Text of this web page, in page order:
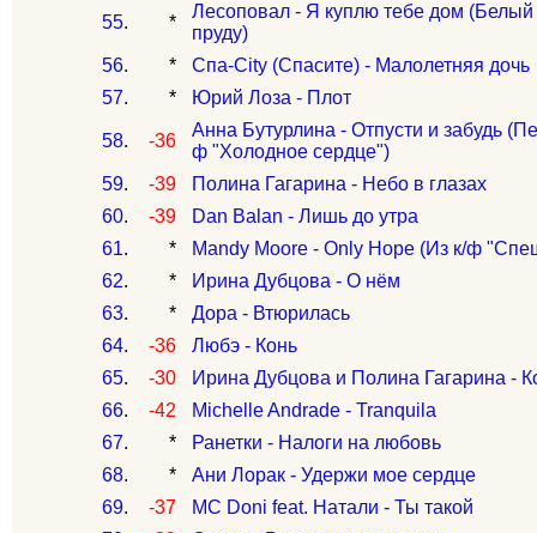
55. *
Лесоповал - Я куплю тебе дом (Белый
пруду)
56. *
Спа-City (Спасите) - Малолетняя дочь
57. * Юрий Лоза - Плот
58. -36
Анна Бутурлина - Отпусти и забудь
ф "Холодное сердце")
59. -39
Полина Гагарина - Небо в глазах
60. -39
Dan Balan - Лишь до утра
61. *
Mandy Moore - Only Hope (Из к/ф
62. *
Ирина Дубцова - О нём
63. *
Дора - Втюрилась
64. -36
Любэ - Конь
65. -30
Ирина Дубцова и Полина Гагарина -
66. -42
Michelle Andrade - Tranquila
67. *
Ранетки - Налоги на любовь
68. *
Ани Лорак - Удержи мое сердце
69. -37
MC Doni feat. Натали - Ты такой